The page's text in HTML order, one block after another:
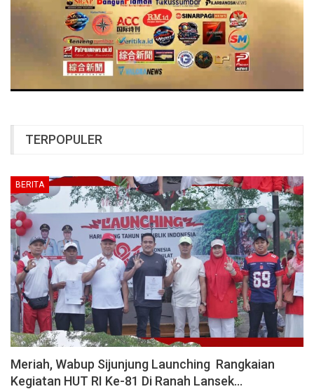
TERPOPULER
BERITA
Meriah, Wabup Sijunjung Launching Rangkaian
Kegiatan HUT RI Ke-81 Di Ranah Lansek…